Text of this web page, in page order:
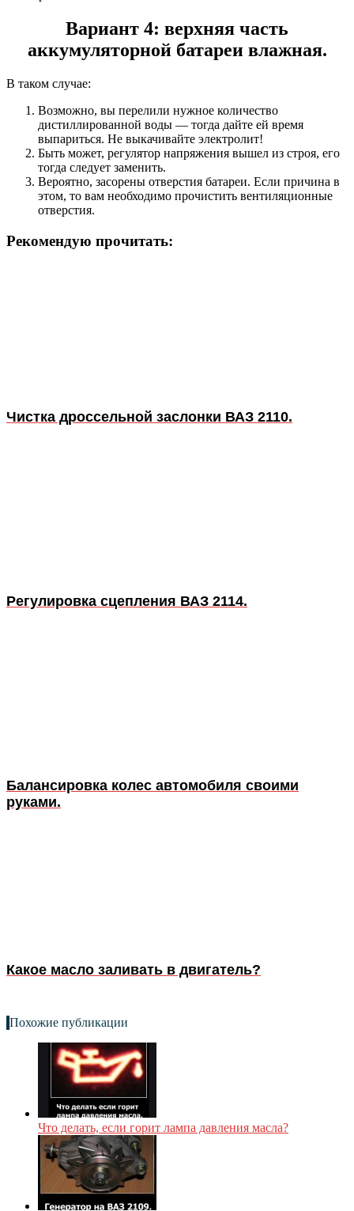
Вариант 4: верхняя часть
аккумуляторной батареи влажная.
В таком случае:
Возможно, вы перелили нужное количество
дистиллированной воды — тогда дайте ей время
выпариться. Не выкачивайте электролит!
Быть может, регулятор напряжения вышел из строя, его
тогда следует заменить.
Вероятно, засорены отверстия батареи. Если причина в
этом, то вам необходимо прочистить вентиляционные
отверстия.
Рекомендую прочитать:
Чистка дроссельной заслонки ВАЗ 2110.
Регулировка сцепления ВАЗ 2114.
Балансировка колес автомобиля своими
руками.
Какое масло заливать в двигатель?
Похожие публикации
Что делать, если горит лампа давления масла?